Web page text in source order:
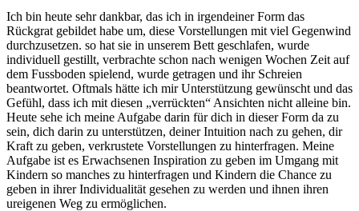
Ich bin heute sehr dankbar, das ich in irgendeiner Form das
Rückgrat gebildet habe um, diese Vorstellungen mit viel Gegenwind
durchzusetzen. so hat sie in unserem Bett geschlafen, wurde
individuell gestillt, verbrachte schon nach wenigen Wochen Zeit auf
dem Fussboden spielend, wurde getragen und ihr Schreien
beantwortet. Oftmals hätte ich mir Unterstützung gewünscht und das
Gefühl, dass ich mit diesen „verrückten“ Ansichten nicht alleine bin.
Heute sehe ich meine Aufgabe darin für dich in dieser Form da zu
sein, dich darin zu unterstützen, deiner Intuition nach zu gehen, dir
Kraft zu geben, verkrustete Vorstellungen zu hinterfragen. Meine
Aufgabe ist es Erwachsenen Inspiration zu geben im Umgang mit
Kindern so manches zu hinterfragen und Kindern die Chance zu
geben in ihrer Individualität gesehen zu werden und ihnen ihren
ureigenen Weg zu ermöglichen.